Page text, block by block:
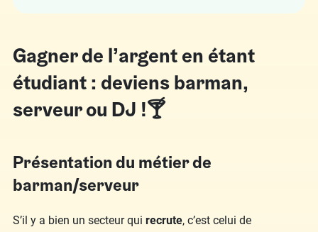
Gagner de l’argent en étant
étudiant : deviens barman,
serveur ou DJ !🍸
Présentation du métier de
barman/serveur
S’il y a bien un secteur qui recrute, c’est celui de